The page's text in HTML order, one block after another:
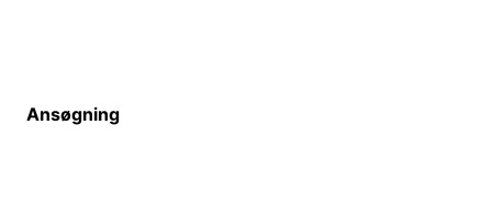
Ansøgning